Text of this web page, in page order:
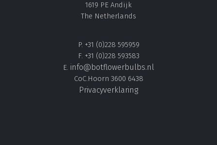
1619 PE Andijk
The Netherlands
P. +31 (0)228 595959
F. +31 (0)228 593583
E. info@botflowerbulbs.nl
CoC.Hoorn 3600 6438
Privacyverklaring